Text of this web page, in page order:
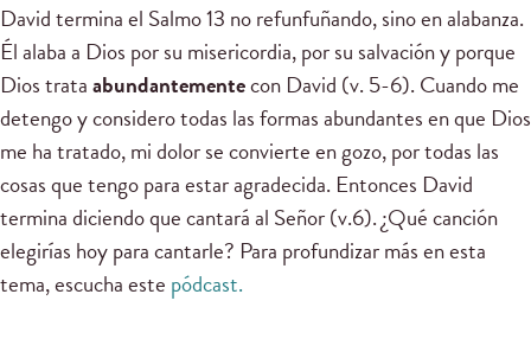
David termina el Salmo 13 no refunfuñando, sino en alabanza.
Él alaba a Dios por su misericordia, por su salvación y porque
Dios trataabundantementecon David (v. 5-6). Cuando me
detengo y considero todas las formas abundantes en que Dios
me ha tratado, mi dolor se convierte en gozo, por todas las
cosas que tengo para estar agradecida. Entonces David
termina diciendo que cantará al Señor (v.6). ¿Qué canción
elegirías hoy para cantarle? Para profundizar más en esta
tema, escucha este pódcast.